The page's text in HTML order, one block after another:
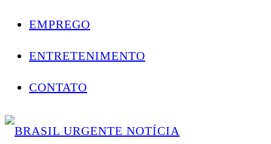
EMPREGO
ENTRETENIMENTO
CONTATO